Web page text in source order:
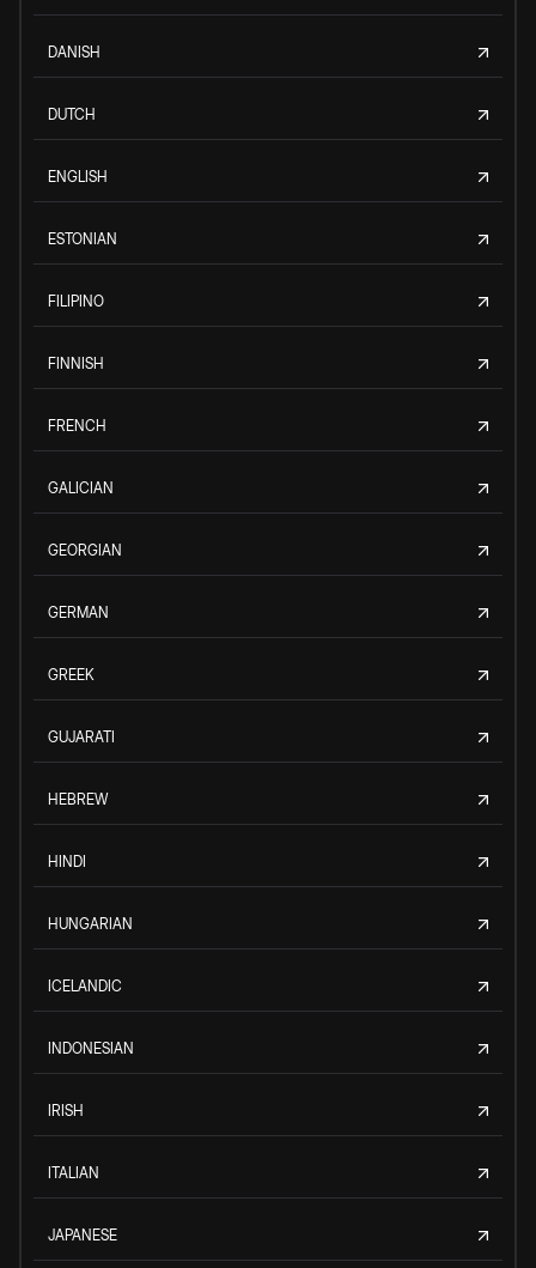
DANISH
DUTCH
ENGLISH
ESTONIAN
FILIPINO
FINNISH
FRENCH
GALICIAN
GEORGIAN
GERMAN
GREEK
GUJARATI
HEBREW
HINDI
HUNGARIAN
ICELANDIC
INDONESIAN
IRISH
ITALIAN
JAPANESE